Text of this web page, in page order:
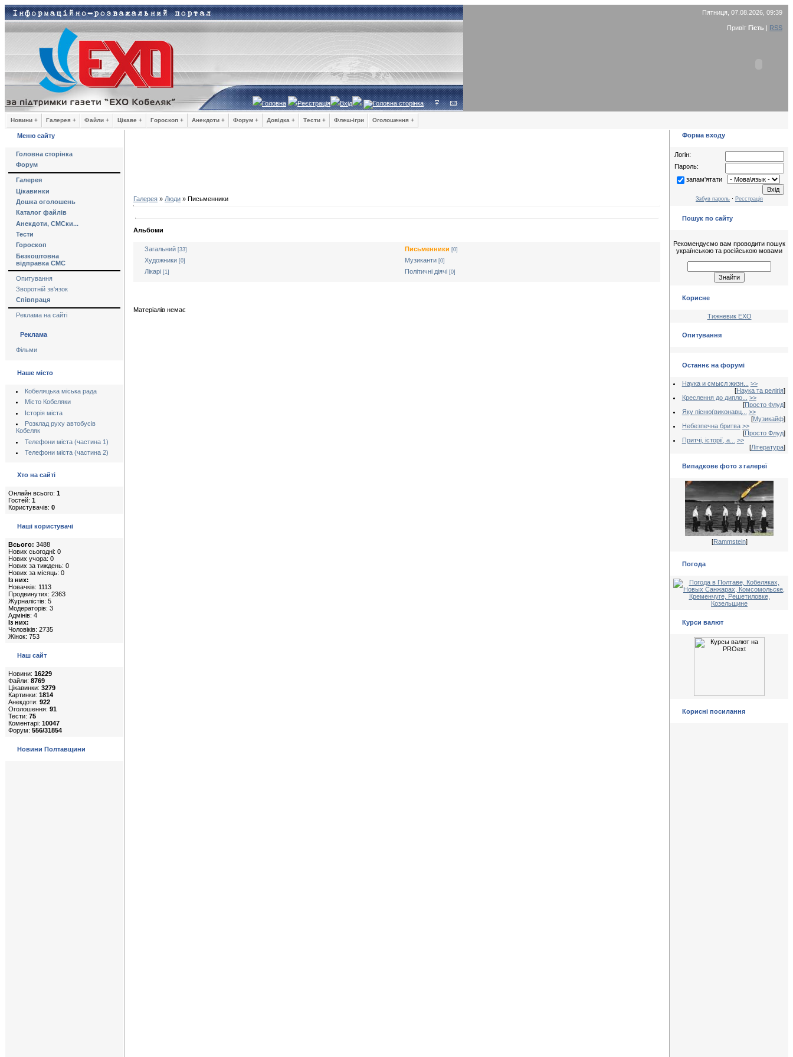
Пятниця, 07.08.2026, 09:39
Привіт Гість | RSS
Головна Реєстрація Вхід
Новини + Галерея + Файли + Цікаве + Гороскоп + Анекдоти + Форум + Довідка + Тести + Флеш-ігри Оголошення +
Меню сайту
Головна сторінка
Форум
Галерея
Цікавинки
Дошка оголошень
Каталог файлів
Анекдоти, СМСки...
Тести
Гороскоп
Безкоштовна
відправка СМС
Опитування
Зворотній зв'язок
Співпраця
Реклама на сайті
Реклама
Фільми
Наше місто
Кобеляцька міська рада
Місто Кобеляки
Історія міста
Розклад руху автобусів
Кобеляк
Телефони міста (частина 1)
Телефони міста (частина 2)
Хто на сайті
Онлайн всього: 1
Гостей: 1
Користувачів: 0
Наші користувачі
Всього: 3488
Нових сьогодні: 0
Нових учора: 0
Нових за тиждень: 0
Нових за місяць: 0
Із них:
Новачків: 1113
Продвинутих: 2363
Журналістів: 5
Модераторів: 3
Адмінів: 4
Із них:
Чоловіків: 2735
Жінок: 753
Наш сайт
Новини: 16229
Файли: 8769
Цікавинки: 3279
Картинки: 1814
Анекдоти: 922
Оголошення: 91
Тести: 75
Коментарі: 10047
Форум: 556/31854
Новини Полтавщини
Галерея » Люди » Письменники
Альбоми
Загальний [33] Письменники [0]
Художники [0] Музиканти [0]
Лікарі [1] Політичні діячі [0]
Матеріалів немає
Форма входу
Логін:
Пароль:
запам'ятати
Забув пароль · Реєстрація
Пошук по сайту
Рекомендуємо вам проводити пошук
українською та російською мовами
Корисне
Тижневик ЕХО
Опитування
Останнє на форумі
Наука и смысл жизн...
>>
[Наука та релігія]
Креслення до дипло...
>>
[Просто Флуд]
Яку пісню(виконавц...
>>
[Музикайф]
Небезпечна бритва >>
[Просто Флуд]
Притчі, історії, а...
>>
[Література]
Випадкове фото з галереї
[Rammstein]
Погода
Курси валют
Корисні посилання